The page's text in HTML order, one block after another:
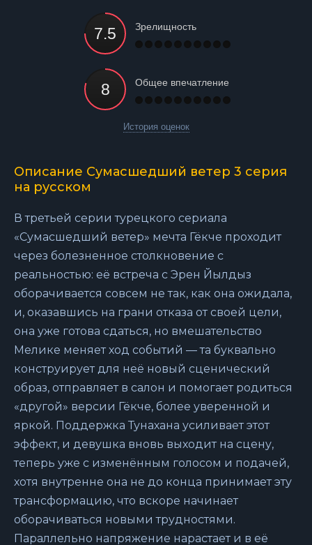
Зрелищность
Общее впечатление
История оценок
Описание Сумасшедший ветер 3 серия
на русском
В третьей серии турецкого сериала
«Сумасшедший ветер» мечта Гёкче проходит
через болезненное столкновение с
реальностью: её встреча с Эрен Йылдыз
оборачивается совсем не так, как она ожидала,
и, оказавшись на грани отказа от своей цели,
она уже готова сдаться, но вмешательство
Мелике меняет ход событий — та буквально
конструирует для неё новый сценический
образ, отправляет в салон и помогает родиться
«другой» версии Гёкче, более уверенной и
яркой. Поддержка Тунахана усиливает этот
эффект, и девушка вновь выходит на сцену,
теперь уже с изменённым голосом и подачей,
хотя внутренне она не до конца принимает эту
трансформацию, что вскоре начинает
оборачиваться новыми трудностями.
Параллельно напряжение нарастает и в её